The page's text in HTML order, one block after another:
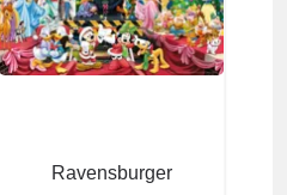
Ravensburger